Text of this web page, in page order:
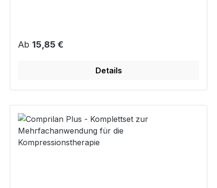
Regulärer Preis:
Ab 15,85 €
Details